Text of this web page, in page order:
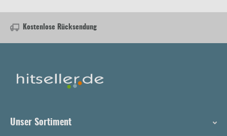
Kostenlose Rücksendung
Unser Sortiment